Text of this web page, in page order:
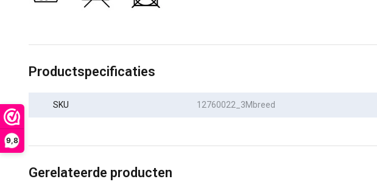
9,8
Productspecificaties
SKU 12760022_3Mbreed
Gerelateerde producten